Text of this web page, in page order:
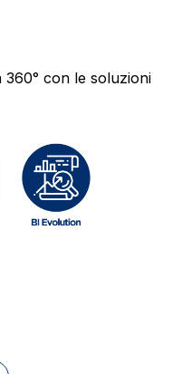
360° con le soluzioni